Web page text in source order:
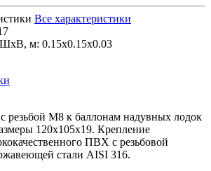
Все характеристики
м: 0.15x0.15x0.03
резьбой М8 к баллонам надувных лодок
120х105х19. Крепление
ПВХ с резьбовой
стали AISI 316.